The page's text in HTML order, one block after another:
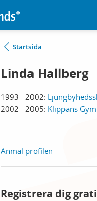
Startsida
Linda Hallberg
1993 - 2002:
2002 - 2005: Klippans
Anmäl profilen
Registrera dig